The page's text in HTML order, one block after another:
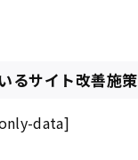
るサイト改善施策
data]